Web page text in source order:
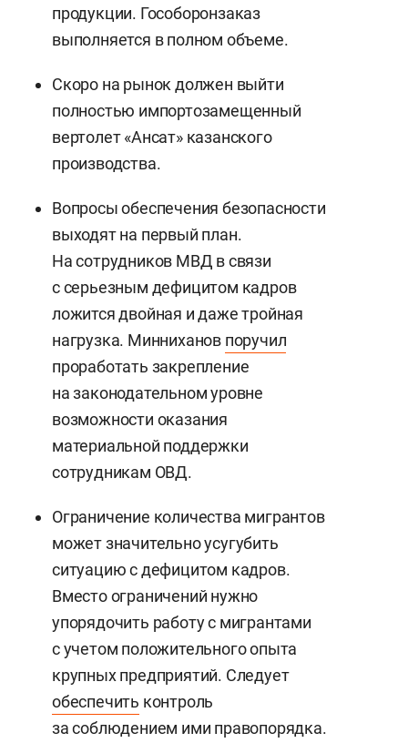
продукции. Гособоронзаказ
выполняется в полном объеме.
Скоро на рынок должен выйти
полностью импортозамещенный
вертолет «Ансат» казанского
производства.
Вопросы обеспечения безопасности
выходят на первый план.
На сотрудников МВД в связи
с серьезным дефицитом кадров
ложится двойная и даже тройная
нагрузка. Минниханов поручил
проработать закрепление
на законодательном уровне
возможности оказания
материальной поддержки
сотрудникам ОВД.
Ограничение количества мигрантов
может значительно усугубить
ситуацию с дефицитом кадров.
Вместо ограничений нужно
упорядочить работу с мигрантами
с учетом положительного опыта
крупных предприятий. Следует
обеспечить контроль
за соблюдением ими правопорядка.